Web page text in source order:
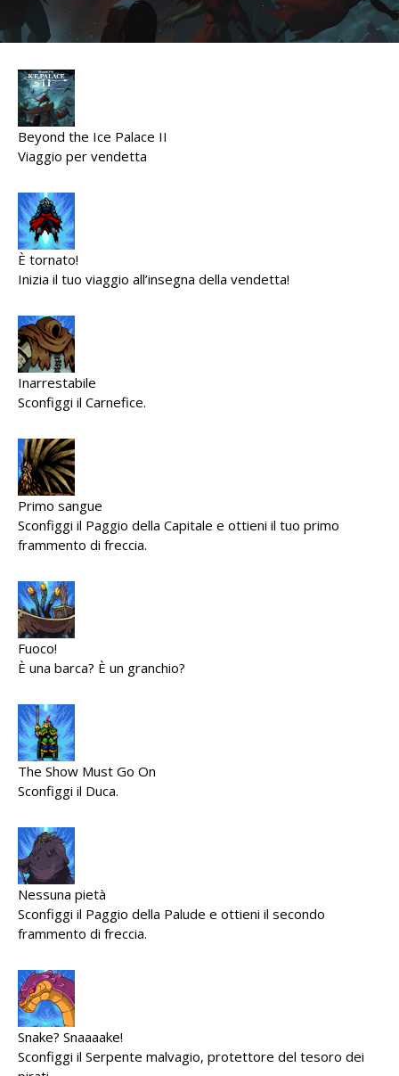
Beyond the Ice Palace II
Viaggio per vendetta
È tornato!
Inizia il tuo viaggio all’insegna della vendetta!
Inarrestabile
Sconfiggi il Carnefice.
Primo sangue
Sconfiggi il Paggio della Capitale e ottieni il tuo primo
frammento di freccia.
Fuoco!
È una barca? È un granchio?
The Show Must Go On
Sconfiggi il Duca.
Nessuna pietà
Sconfiggi il Paggio della Palude e ottieni il secondo
frammento di freccia.
Snake? Snaaaake!
Sconfiggi il Serpente malvagio, protettore del tesoro dei